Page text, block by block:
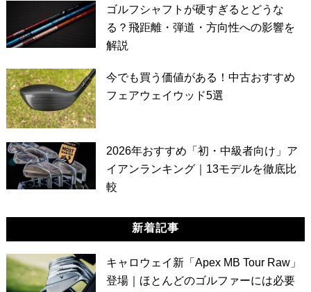
ゴルフシャフトが硬すぎるとどうな
る？飛距離・弾道・方向性への影響を
解説
今でも買う価値がある！中古おすすめ
フェアウェイウッド5選
2026年おすすめ「初・中級者向け」ア
イアンランキング｜13モデルを徹底比
較
新着記事
キャロウェイ新「Apex MB Tour Raw」
登場｜ほとんどのゴルファーには必要